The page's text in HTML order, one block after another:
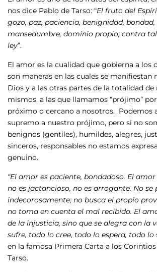
nos dice Pablo de Tarso: “El fruto del
gozo, paz, paciencia, benignidad,
mansedumbre, dominio propio; contra
ley”.
El amor es la cualidad que gobierna a los
son maneras en las cuales se manifiestan
Dios y a las otras partes de la totalidad de
mismos, a las que llamamos “prójimo”
próximo o cercano a nosotros. Podemos
supremo a nuestro prójimo, pero si no
benignos (gentiles), humildes, alegres,
sinceros, responsables no estamos
genuino.
“El amor es paciente, bondadoso. El
no es jactancioso, no es arrogante. No se
indecorosamente; no busca el propio
no toma en cuenta el mal recibido. El
de la injusticia, sino que se alegra con la
sufre, todo lo cree, todo lo espera, todo lo
en la famosa Primera Carta a los
Tarso.